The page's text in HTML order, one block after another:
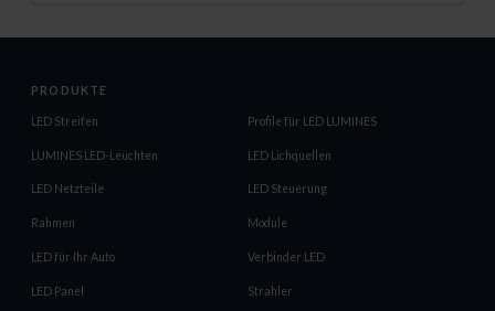
PRODUKTE
LED Streifen Profile für LED LUMINES
LUMINES LED-Leuchten LED Lichquellen
LED Netzteile LED Steuerung
Rahmen Module
LED für Ihr Auto Verbinder LED
LED Panel Strahler